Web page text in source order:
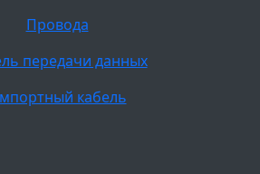
Провода
передачи данных
кабель